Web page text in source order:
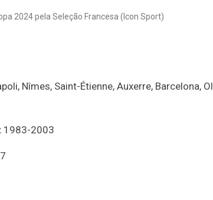
2024 pela Seleção Francesa (Icon Sport)
Nîmes, Saint-Étienne, Auxerre, Barcelona,
1983-2003